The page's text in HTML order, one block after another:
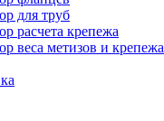
для труб
расчета крепежа
веса метизов и крепежа